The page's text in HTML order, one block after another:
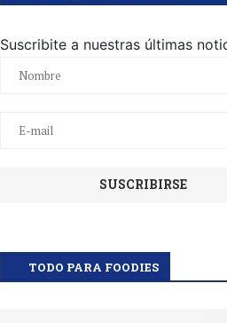
Suscribite a nuestras últimas
TODO PARA FOODIES